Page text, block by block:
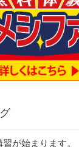
が始まります。